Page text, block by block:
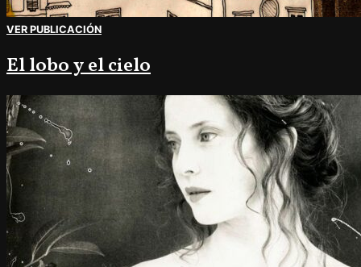
VER PUBLICACIÓN
El lobo y el cielo